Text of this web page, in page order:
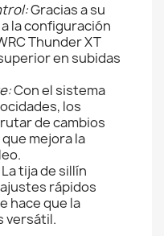
Gracias a su
la configuración
Thunder XT
en subidas
Con el sistema
los
de cambios
mejora la
La tija de sillín
rápidos
hace que la
versátil.